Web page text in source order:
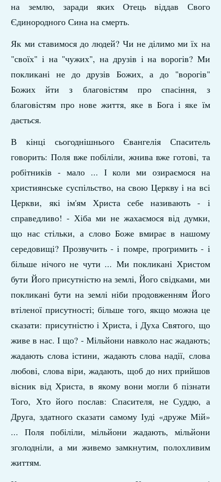
на землю, заради яких Отець віддав Свого
Єдинородного Сина на смерть.
Як ми ставимося до людей? Чи не ділимо ми їх на
"своїх" і на "чужих", на друзів і на ворогів? Ми
покликані не до друзів Божих, а до "ворогів"
Божих йти з благовістям про спасіння, з
благовістям про нове життя, яке в Бога і яке їм
дається.
В кінці сьогоднішнього Євангелія Спаситель
говорить: Поля вже побіліли, жнива вже готові, та
робітників - мало ... І коли ми озираємося на
християнське суспільство, на свою Церкву і на всі
Церкви, які ім'ям Христа себе називають - і
справедливо! - Хіба ми не жахаємося від думки,
що нас стільки, а слово Боже вмирає в нашому
середовищі? Прозвучить - і помре, прогримить - і
більше нічого не чути ... Ми покликані Христом
бути Його присутністю на землі, Його свідками, ми
покликані бути на землі ніби продовженням Його
втіленої присутності; більше того, якщо можна це
сказати: присутністю і Христа, і Духа Святого, що
живе в нас. І що? - Мільйони навколо нас жадають;
жадають слова істини, жадають слова надії, слова
любові, слова віри, жадають, щоб до них прийшов
вісник від Христа, в якому вони могли б пізнати
Того, Хто його послав: Спасителя, не Суддю, а
Друга, здатного сказати самому Іуді «друже Мій»
... Поля побіліли, мільйони жадають, мільйони
зголодніли, а ми живемо замкнутим, полохливим
життям.